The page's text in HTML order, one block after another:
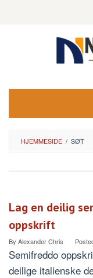
HJEMMESIDE / SØT
Lag en deilig
oppskrift
By Alexander Chris
Semifreddo
deilige italienske